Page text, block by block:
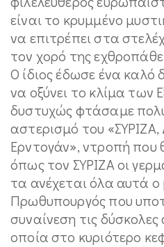
είναι το κρυμμένο
να επιτρέπει στα
τον χορό της
Ο ίδιος έδωσε ένα καλό
να οξύνει το κλίμα των
δυστυχώς φτάσαμε
αστερισμό του
Ερντογάν», ντροπή που
όπως τον ΣΥΡΙΖΑ οι
τα ανέχεται όλα αυτά ο
Πρωθυπουργός που
συναίνεση τις δύσκολες
οποία στο κυριότερο